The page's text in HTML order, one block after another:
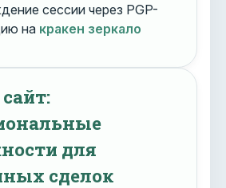
сессии через PGP-
на кракен зеркало
для
сделок